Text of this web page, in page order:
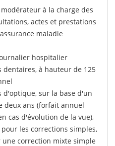
à la charge des
actes et prestations
maladie
hospitalier
dentaires, à hauteur de 125
d'optique, sur la base d'un
deux ans (forfait annuel
cas d'évolution de la vue),
les corrections simples,
correction mixte simple